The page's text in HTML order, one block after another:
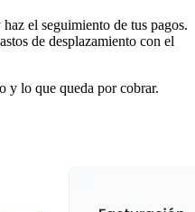
el seguimiento de tus pagos.
de desplazamiento con el
y lo que queda por cobrar.